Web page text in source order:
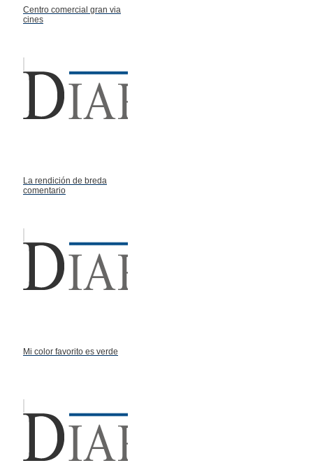
Centro comercial gran via
cines
La rendición de breda
comentario
Mi color favorito es verde